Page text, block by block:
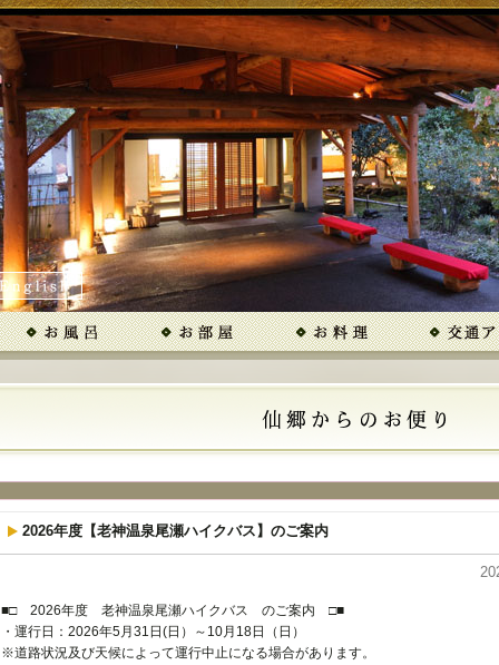
2026年度【老神温泉尾瀬ハイクバス】のご案内
■□ 2026年度 老神温泉尾瀬ハイクバス のご案内 □■
・運行日：2026年5月31日(日）～10月18日（日）
※道路状況及び天候によって運行中止になる場合があります。